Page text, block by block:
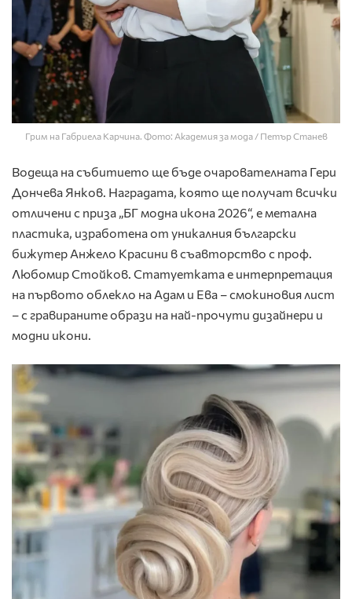
Грим на Габриела Карчина. Фото: Академия за мода / Петър Станев
Водеща на събитието ще бъде очарователната Гери
Дончева Янков. Наградата, която ще получат всички
отличени с приза „БГ модна икона 2026“, е метална
пластика, изработена от уникалния български
бижутер Анжело Красини в съавторство с проф.
Любомир Стойков. Статуетката е интерпретация
на първото облекло на Адам и Ева – смокиновия лист
– с гравираните образи на най-прочути дизайнери и
модни икони.